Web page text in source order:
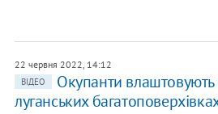
22 червня 2022, 14:12
ВІДЕО
Окупанти влаштовують
луганських